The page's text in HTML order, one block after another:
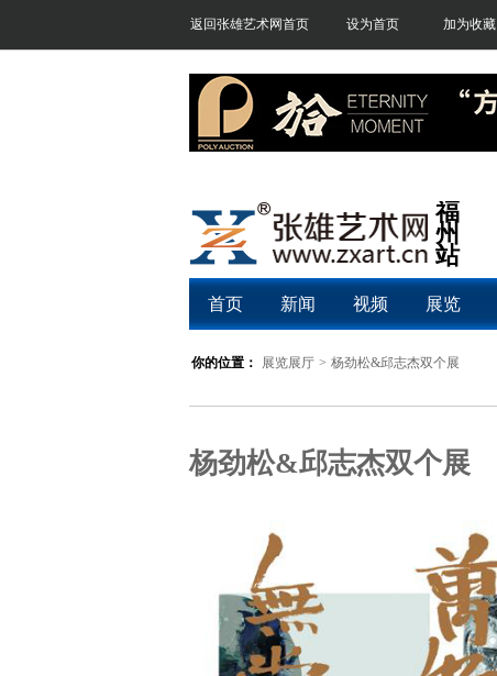
返回张雄艺术网首页 设为首页 加为收藏
福
州
站
首页 新闻 视频 展览
你的位置： 展览展厅 > 杨劲松&邱志杰双个展
杨劲松&邱志杰双个展